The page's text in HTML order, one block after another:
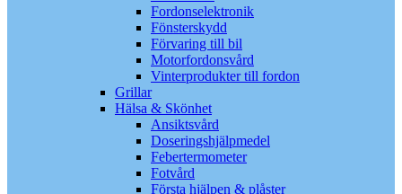
Fordonselektronik
Fönsterskydd
Förvaring till bil
Motorfordonsvård
Vinterprodukter till fordon
Grillar
Hälsa & Skönhet
Ansiktsvård
Doseringshjälpmedel
Febertermometer
Fotvård
Första hjälpen & plåster